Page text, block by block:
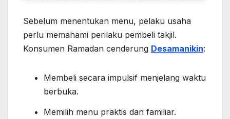
Sebelum menentukan menu, pelaku usaha
perlu memahami perilaku pembeli takjil.
Konsumen Ramadan cenderung Desamanikin:
Membeli secara impulsif menjelang waktu
berbuka.
Memilih menu praktis dan familiar.